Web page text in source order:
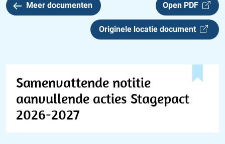
Meer documenten Open PDF
Originele locatie document
Samenvattende notitie
aanvullende acties Stagepact
2026-2027